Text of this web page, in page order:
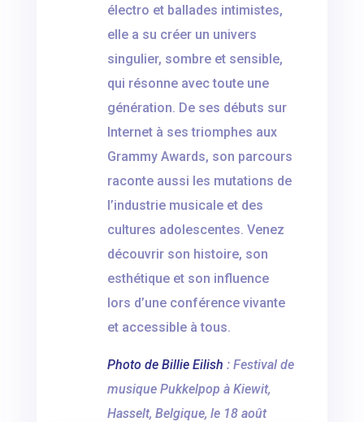
électro et ballades intimistes,
elle a su créer un univers
singulier, sombre et sensible,
qui résonne avec toute une
génération. De ses débuts sur
Internet à ses triomphes aux
Grammy Awards, son parcours
raconte aussi les mutations de
l’industrie musicale et des
cultures adolescentes. Venez
découvrir son histoire, son
esthétique et son influence
lors d’une conférence vivante
et accessible à tous.
Photo de Billie Eilish : Festival de
musique Pukkelpop à Kiewit,
Hasselt, Belgique, le 18 août